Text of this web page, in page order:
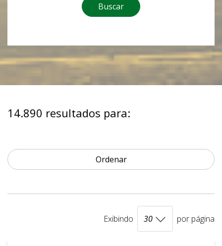
Buscar
14.890 resultados para:
Ordenar
Exibindo por página